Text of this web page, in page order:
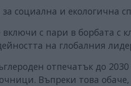
социална и екологична
включи с пари в борбата с
на глобалния
отпечатък до
Въпреки това